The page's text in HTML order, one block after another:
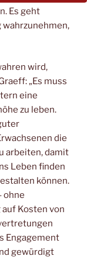
Es geht
wird,
„Es muss
eine
zu leben.
die
arbeiten, damit
Leben finden
können.
ohne
Kosten von
Engagement
gewürdigt